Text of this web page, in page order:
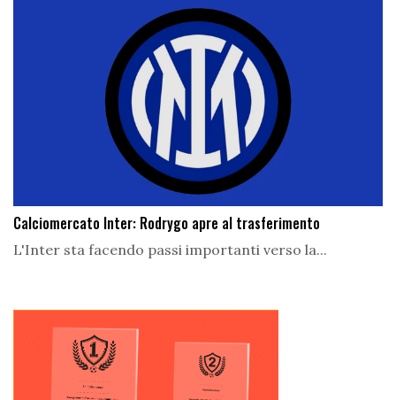
Calciomercato Inter: Rodrygo apre al trasferimento
L'Inter sta facendo passi importanti verso la...